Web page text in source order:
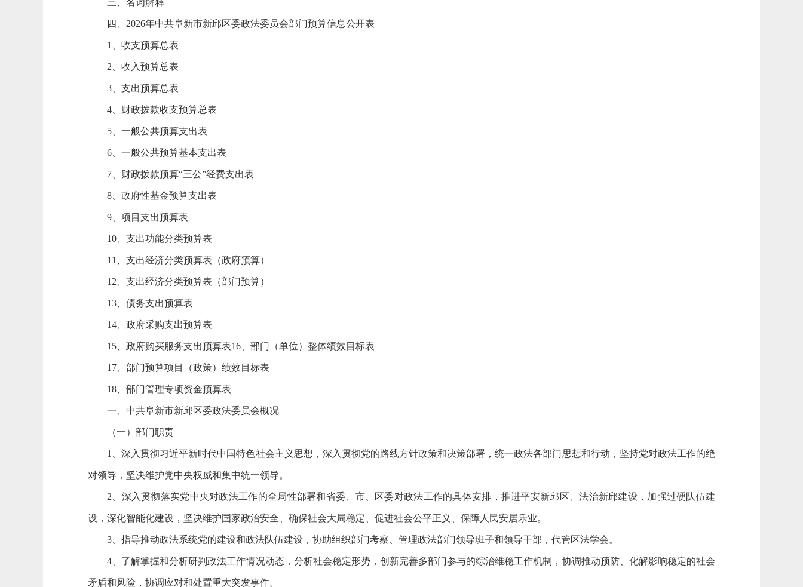
三、名词解释
四、2026年中共阜新市新邱区委政法委员会部门预算信息公开表
1、收支预算总表
2、收入预算总表
3、支出预算总表
4、财政拨款收支预算总表
5、一般公共预算支出表
6、一般公共预算基本支出表
7、财政拨款预算“三公”经费支出表
8、政府性基金预算支出表
9、项目支出预算表
10、支出功能分类预算表
11、支出经济分类预算表（政府预算）
12、支出经济分类预算表（部门预算）
13、债务支出预算表
14、政府采购支出预算表
15、政府购买服务支出预算表16、部门（单位）整体绩效目标表
17、部门预算项目（政策）绩效目标表
18、部门管理专项资金预算表
一、 中共阜新市新邱区委政法委员会概况
（一）部门职责
1、深入贯彻习近平新时代中国特色社会主义思想，深入贯彻党的路线方针政策和决策部署，统一政法各部门思想和行动，坚持党对政法工作的绝
对领导，坚决维护党中央权威和集中统一领导。
2、深入贯彻落实党中央对政法工作的全局性部署和省委、市、区委对政法工作的具体安排，推进平安新邱区、法治新邱建设，加强过硬队伍建
设，深化智能化建设，坚决维护国家政治安全、确保社会大局稳定、促进社会公平正义、保障人民安居乐业。
3、指导推动政法系统党的建设和政法队伍建设，协助组织部门考察、管理政法部门领导班子和领导干部，代管区法学会。
4、了解掌握和分析研判政法工作情况动态，分析社会稳定形势，创新完善多部门参与的综治维稳工作机制，协调推动预防、化解影响稳定的社会
矛盾和风险，协调应对和处置重大突发事件。